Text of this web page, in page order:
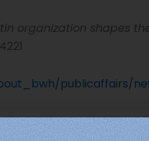
organization shapes
publicaffairs/